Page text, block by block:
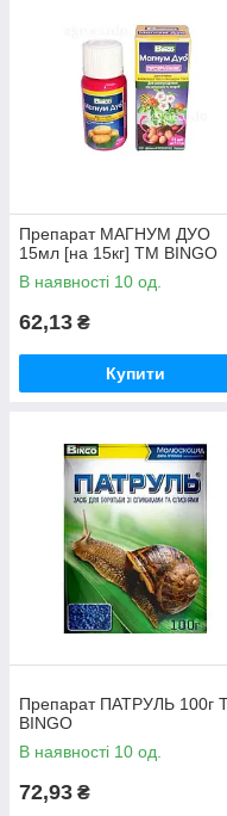
Препарат МАГНУМ ДУО
15мл [на 15кг] ТМ BINGO
В наявності 10 од.
62,13 ₴
Купити
Препарат ПАТРУЛЬ 100г
BINGO
В наявності 10 од.
72,93 ₴